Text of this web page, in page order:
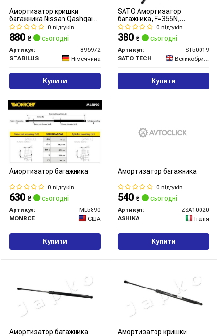
Амортизатор кришки
багажника Nissan Qashqai
07-13
0 відгуків
880 ₴ сьогодні
Артикул:
896972
STABILUS
Німеччина
Купити
SATO Амортизатор
багажника, F=355N,
L=51.75см, H=19.8см
0 відгуків
380 ₴ сьогодні
Артикул:
ST50019
SATO TECH
Великобританія
Купити
Амортизатор багажника
0 відгуків
630 ₴ сьогодні
Артикул:
ML5890
MONROE
США
Купити
Амортизатор багажника
0 відгуків
540 ₴ сьогодні
Артикул:
ZSA10020
ASHIKA
Італія
Купити
Амортизатор багажника
Амортизатор кришки